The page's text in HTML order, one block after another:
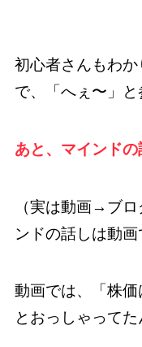
初心者さんもわ
で、「へぇ〜」と
あと、 マインド
（実は動画→ブ
ンドの話しは動画
動画では、「株価
とおっしゃってた